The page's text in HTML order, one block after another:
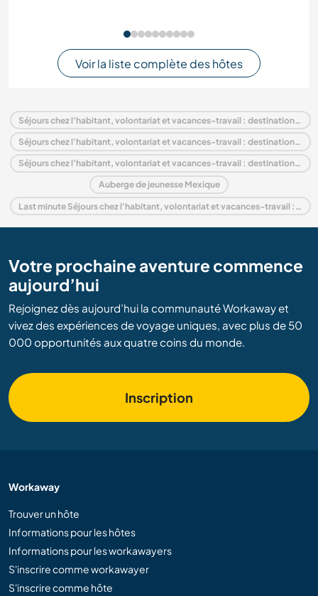
Voir la liste complète des hôtes
Séjours chez l'habitant, volontariat et vacances-travail : destination Mexique
Séjours chez l'habitant, volontariat et vacances-travail : destination Amérique du Nord
Séjours chez l'habitant, volontariat et vacances-travail : destination Puebla
Auberge de jeunesse Mexique
Last minute Séjours chez l'habitant, volontariat et vacances-travail : destination Mexique
Votre prochaine aventure commence
aujourd’hui
Rejoignez dès aujourd’hui la communauté Workaway et
vivez des expériences de voyage uniques, avec plus de 50
000 opportunités aux quatre coins du monde.
Inscription
Workaway
Trouver un hôte
Informations pour les hôtes
Informations pour les workawayers
S'inscrire comme workawayer
S'inscrire comme hôte